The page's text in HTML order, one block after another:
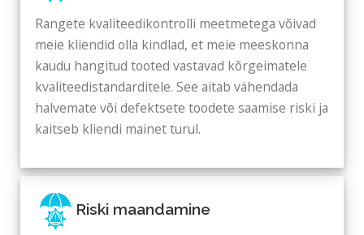
Rangete kvaliteedikontrolli meetmetega võivad
meie kliendid olla kindlad, et meie meeskonna
kaudu hangitud tooted vastavad kõrgeimatele
kvaliteedistandarditele. See aitab vähendada
halvemate või defektsete toodete saamise riski ja
kaitseb kliendi mainet turul.
Riski maandamine